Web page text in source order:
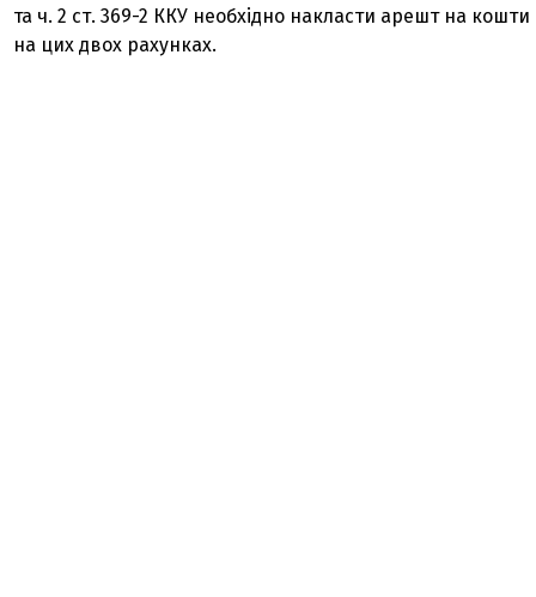
та ч. 2 ст. 369-2 ККУ необхідно накласти арешт на кошти
на цих двох рахунках.